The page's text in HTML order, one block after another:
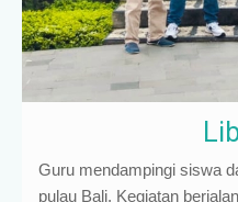
Guru mendampingi siswa
pulau Bali. Kegiatan